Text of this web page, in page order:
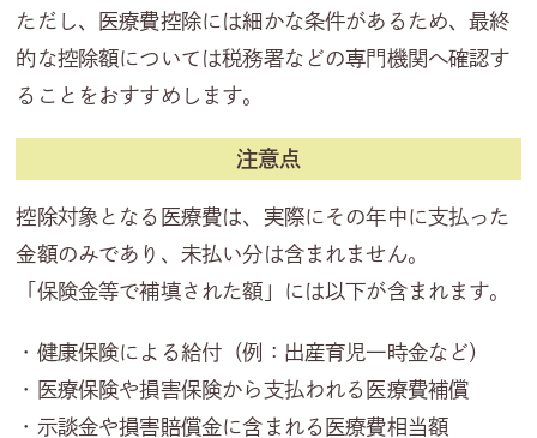
ただし、医療費控除には細かな条件があるため、最終
的な控除額については税務署などの専門機関へ確認す
ることをおすすめします。
注意点
控除対象となる医療費は、実際にその年中に支払った
金額のみであり、未払い分は含まれません。
「保険金等で補填された額」には以下が含まれます。
・健康保険による給付（例：出産育児一時金など）
・医療保険や損害保険から支払われる医療費補償
・示談金や損害賠償金に含まれる医療費相当額